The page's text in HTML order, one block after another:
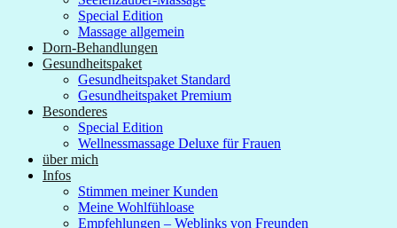
Special Edition
Massage allgemein
Dorn-Behandlungen
Gesundheitspaket
Gesundheitspaket Standard
Gesundheitspaket Premium
Besonderes
Special Edition
Wellnessmassage Deluxe für Frauen
über mich
Infos
Stimmen meiner Kunden
Meine Wohlfühloase
Empfehlungen – Weblinks von Freunden